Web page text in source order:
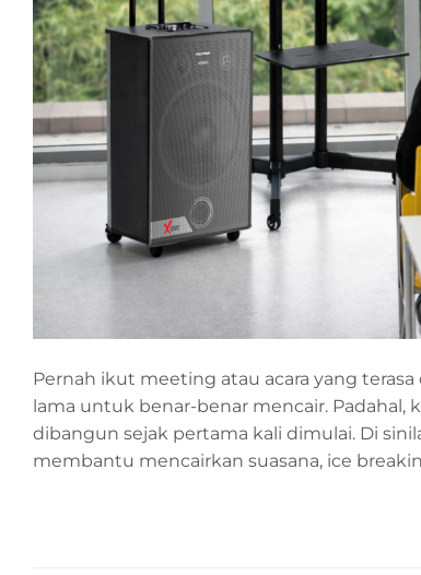
Pernah ikut meeting atau acara yang
lama untuk benar-benar mencair. Padahal,
dibangun sejak pertama kali dimulai. Di
membantu mencairkan suasana, ice